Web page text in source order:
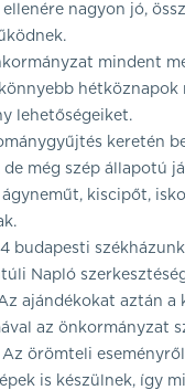
nagyon jó,
mindent
hétköznapok
lehetőségeiket.
keretén
de még szép állapotú
kiscipőt,
budapesti
Napló
ajándékokat aztán a
az önkormányzat
örömteli
is készülnek, így